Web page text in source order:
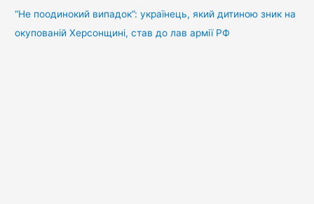
“Не поодинокий випадок”: українець, який дитиною зник на
окупованій Херсонщині, став до лав армії РФ